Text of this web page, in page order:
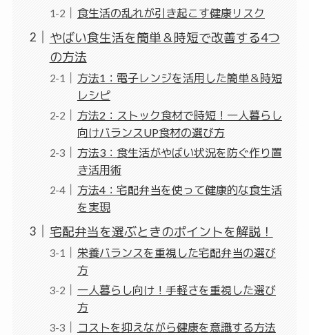
食生活の乱れが引き起こす健康リスク
やばい食生活を簡単＆時短で改善する4つ
の方法
方法1：電子レンジを活用した簡単＆時短
レシピ
方法2：ストック食材で時短！一人暮らし
向けバランスUP食材の選び方
方法3：食生活がやばい状況を防ぐ作り置
き活用術
方法4：宅配弁当を使って健康的な食生活
を実現
宅配弁当を選ぶときのポイントを解説！
栄養バランスを重視した宅配弁当の選び
方
一人暮らし向け！手軽さを重視した選び
方
コストを抑えながら健康を意識する方法